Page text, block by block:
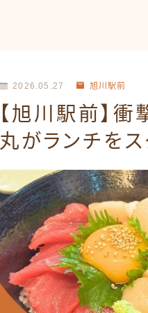
2026.05.27 旭川駅前
【旭川駅前】
丸がランチをス